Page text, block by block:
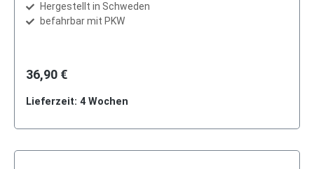
Hergestellt in Schweden
befahrbar mit PKW
36,90 €
Lieferzeit: 4 Wochen